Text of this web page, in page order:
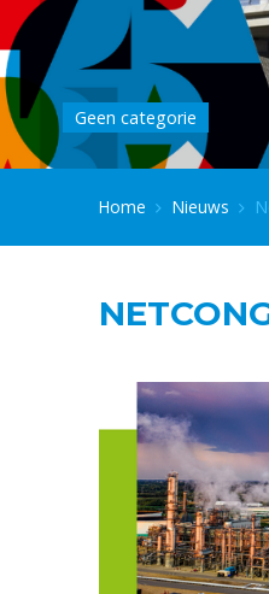
Geen categorie
Home Nieuws